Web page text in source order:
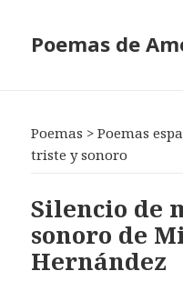
Poemas de
Poemas >Poemas
triste y sonoro
Silencio de
sonoro de
Hernández